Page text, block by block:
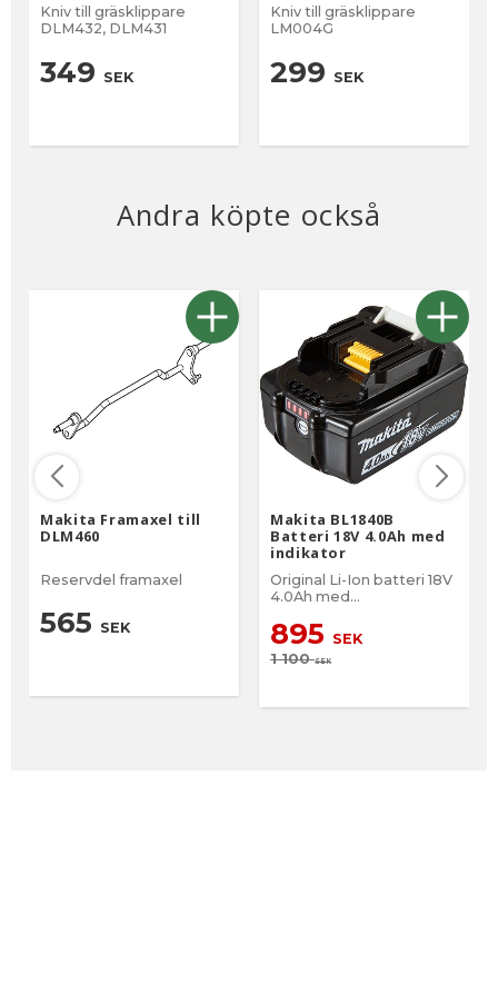
Kniv till gräsklippare
DLM432, DLM431
349 SEK
Kniv till gräsklippare
LM004G
299 SEK
Andra köpte också
Makita Framaxel till
DLM460
Reservdel framaxel
565 SEK
Makita BL1840B
Batteri 18V 4.0Ah med
indikator
Original Li-Ion batteri 18V
4.0Ah med
895 SEK
1 100SEK